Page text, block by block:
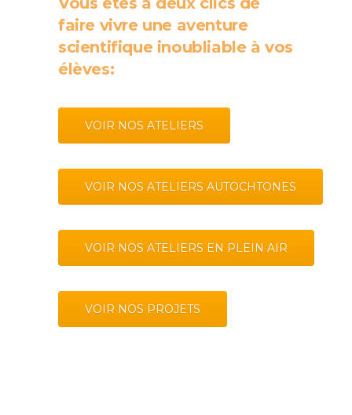
faire vivre une aventure
scientifique inoubliable à vos
élèves:
VOIR NOS ATELIERS
VOIR NOS ATELIERS AUTOCHTONES
VOIR NOS ATELIERS EN PLEIN AIR
VOIR NOS PROJETS